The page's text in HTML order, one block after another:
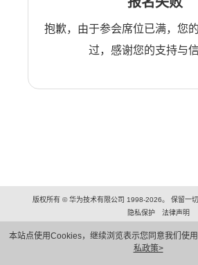
本站点使用Cookies，继续浏览表示您同意我们使
私政策>
抱歉，由于参会席位已满，您
过，感谢您的支持与信
版权所有 © 华为技术有限公司 1998-2026。 保留一
隐私保护
法律声明